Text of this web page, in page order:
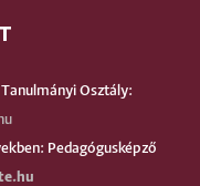
Osztály:
Pedagógusképző